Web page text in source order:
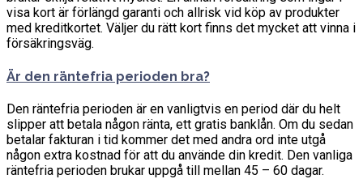
visa kort är förlängd garanti och allrisk vid köp av produkter
med kreditkortet. Väljer du rätt kort finns det mycket att vinna i
försäkringsväg.
Är den räntefria perioden bra?
Den räntefria perioden är en vanligtvis en period där du helt
slipper att betala någon ränta, ett gratis banklån. Om du sedan
betalar fakturan i tid kommer det med andra ord inte utgå
någon extra kostnad för att du använde din kredit. Den vanliga
räntefria perioden brukar uppgå till mellan 45 – 60 dagar.